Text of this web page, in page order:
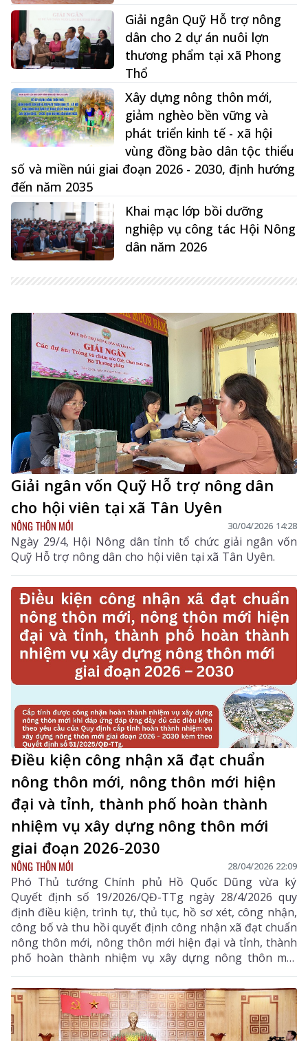
Giải ngân Quỹ Hỗ trợ nông
dân cho 2 dự án nuôi lợn
thương phẩm tại xã Phong
Thổ
Xây dựng nông thôn mới,
giảm nghèo bền vững và
phát triển kinh tế - xã hội
vùng đồng bào dân tộc thiểu
số và miền núi giai đoạn 2026 - 2030, định hướng
đến năm 2035
Khai mạc lớp bồi dưỡng
nghiệp vụ công tác Hội Nông
dân năm 2026
Giải ngân vốn Quỹ Hỗ trợ nông dân
cho hội viên tại xã Tân Uyên
NÔNG THÔN MỚI 30/04/2026 14:28
Ngày 29/4, Hội Nông dân tỉnh tổ chức giải ngân vốn
Quỹ Hỗ trợ nông dân cho hội viên tại xã Tân Uyên.
Điều kiện công nhận xã đạt chuẩn
nông thôn mới, nông thôn mới hiện
đại và tỉnh, thành phố hoàn thành
nhiệm vụ xây dựng nông thôn mới
giai đoạn 2026-2030
NÔNG THÔN MỚI 28/04/2026 22:09
Phó Thủ tướng Chính phủ Hồ Quốc Dũng vừa ký
Quyết định số 19/2026/QĐ-TTg ngày 28/4/2026 quy
định điều kiện, trình tự, thủ tục, hồ sơ xét, công nhận,
công bố và thu hồi quyết định công nhận xã đạt chuẩn
nông thôn mới, nông thôn mới hiện đại và tỉnh, thành
phố hoàn thành nhiệm vụ xây dựng nông thôn mới
giai đoạn 2026 – 2030.